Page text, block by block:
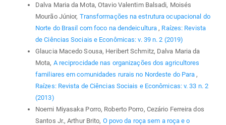
Dalva Maria da Mota, Otavio Valentim Balsadi, Moisés
Mourão Júnior, Transformações na estrutura ocupacional do
Norte do Brasil com foco na dendeicultura , Raízes: Revista
de Ciências Sociais e Econômicas: v. 39 n. 2 (2019)
Glaucia Macedo Sousa, Heribert Schmitz, Dalva Maria da
Mota, A reciprocidade nas organizações dos agricultores
familiares em comunidades rurais no Nordeste do Para ,
Raízes: Revista de Ciências Sociais e Econômicas: v. 33 n. 2
(2013)
Noemi Miyasaka Porro, Roberto Porro, Cezário Ferreira dos
Santos Jr., Arthur Brito, O povo da roça sem a roça e o